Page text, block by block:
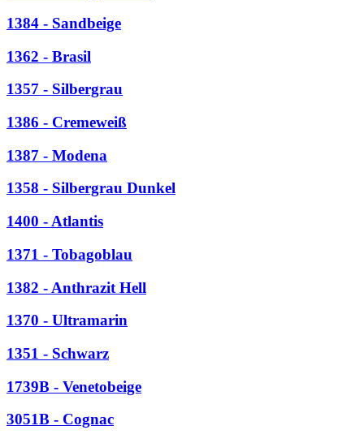
1384 - Sandbeige
1362 - Brasil
1357 - Silbergrau
1386 - Cremeweiß
1387 - Modena
1358 - Silbergrau Dunkel
1400 - Atlantis
1371 - Tobagoblau
1382 - Anthrazit Hell
1370 - Ultramarin
1351 - Schwarz
1739B - Venetobeige
3051B - Cognac